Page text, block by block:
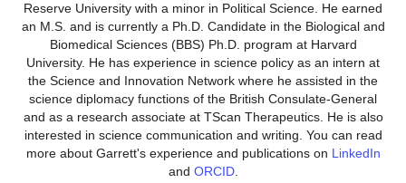
Reserve University with a minor in Political Science. He earned
an M.S. and is currently a Ph.D. Candidate in the Biological and
Biomedical Sciences (BBS) Ph.D. program at Harvard
University. He has experience in science policy as an intern at
the Science and Innovation Network where he assisted in the
science diplomacy functions of the British Consulate-General
and as a research associate at TScan Therapeutics. He is also
interested in science communication and writing. You can read
more about Garrett's experience and publications on LinkedIn
and ORCID.